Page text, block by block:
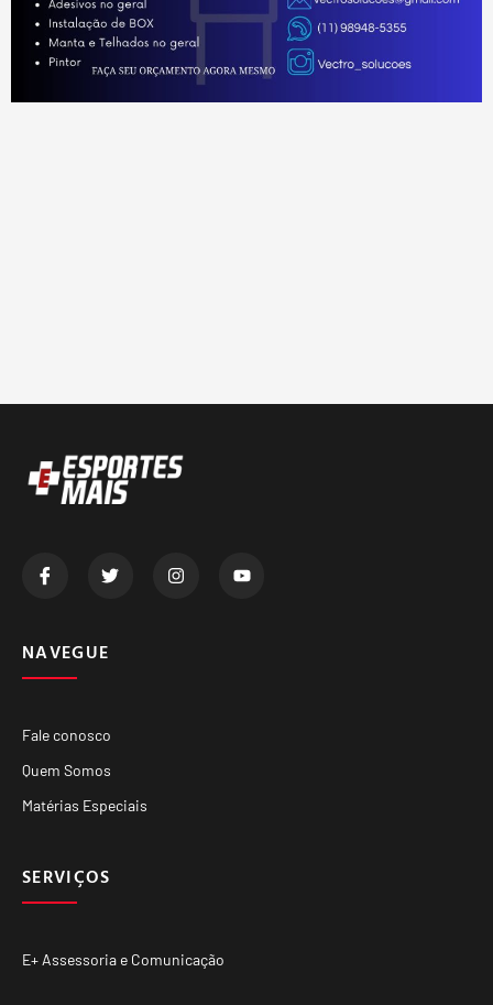
NAVEGUE
Fale conosco
Quem Somos
Matérias Especiais
SERVIÇOS
E+ Assessoria e Comunicação